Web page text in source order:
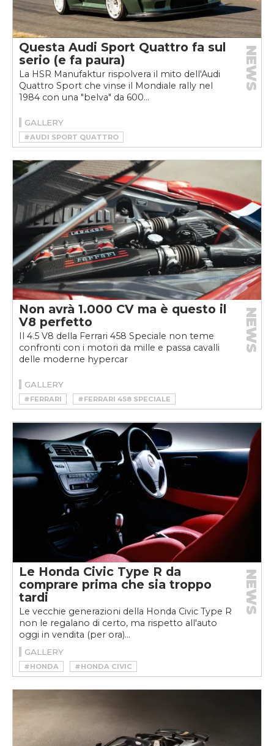
Questa Audi Sport Quattro fa sul
serio (e fa paura)
La HSR Manufaktur rispolvera il mito dell'Audi
Quattro Sport che vinse il Mondiale rally nel
1984 con una "belva" da 600...
NEWS
GALLERY
#AUDI SPORT QUATTRO
#HSR MANUFAKTUR
#RESTOMOD
Non avrà 1.000 CV ma è questo il
V8 perfetto
Il 4.5 V8 della Ferrari 458 Speciale non teme
confronti con i motori da mille e passa cavalli
delle moderne hypercar
NEWS
GALLERY
#FERRARI #FERRARI 458 SPECIALE
Le Honda Civic Type R da
comprare prima che sia troppo
tardi
Le vecchie generazioni della Honda Civic Type R
non le regalano di certo, ma rispetto all'auto
oggi in vendita (per ora)...
NEWS
GALLERY
#HONDA
#HONDA CIVIC
#HONDA CIVIC TYPE R